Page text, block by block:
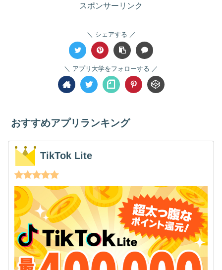
スポンサーリンク
シェアする
アプリ大学をフォローする
おすすめアプリランキング
TikTok Lite